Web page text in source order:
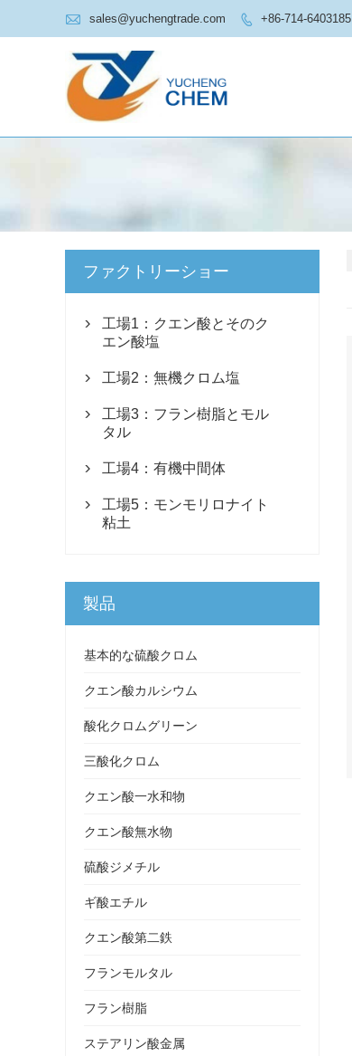
 sales@yuchengtrade.com  +86-714-6403185
ファクトリーショー

工場1：クエン酸とそのク
エン酸塩
 工場2：無機クロム塩

工場3：フラン樹脂とモル
タル
 工場4：有機中間体

工場5：モンモリロナイト
粘土
製品
基本的な硫酸クロム
クエン酸カルシウム
酸化クロムグリーン
三酸化クロム
クエン酸一水和物
クエン酸無水物
硫酸ジメチル
ギ酸エチル
クエン酸第二鉄
フランモルタル
フラン樹脂
ステアリン酸金属